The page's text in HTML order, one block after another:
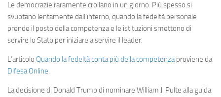
Le democrazie raramente crollano in un giorno. Più spesso si
svuotano lentamente dall’interno, quando la fedeltà personale
prende il posto della competenza e le istituzioni smettono di
servire lo Stato per iniziare a servire il leader.
L’articolo Quando la fedeltà conta più della competenzaproviene da
Difesa Online.
La decisione di Donald Trump di nominare William J. Pulte alla guida